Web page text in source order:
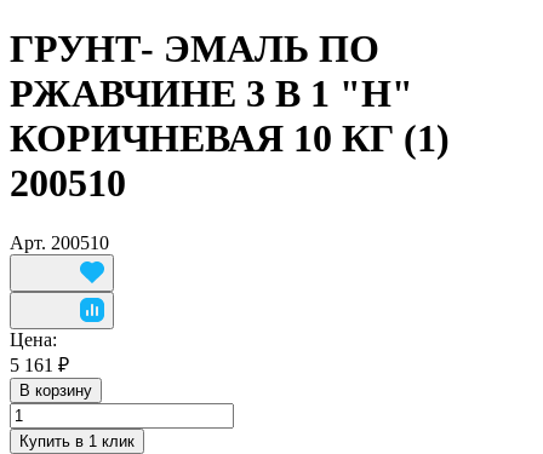
ГРУНТ- ЭМАЛЬ ПО
РЖАВЧИНЕ 3 В 1 "H"
КОРИЧНЕВАЯ 10 КГ (1)
200510
Арт. 200510
Цена:
5 161 ₽
В корзину
Купить в 1 клик